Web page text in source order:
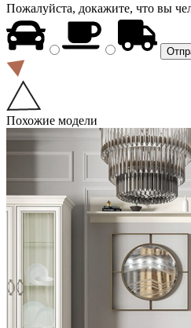
Пожалуйста, докажите, что вы
Похожие модели